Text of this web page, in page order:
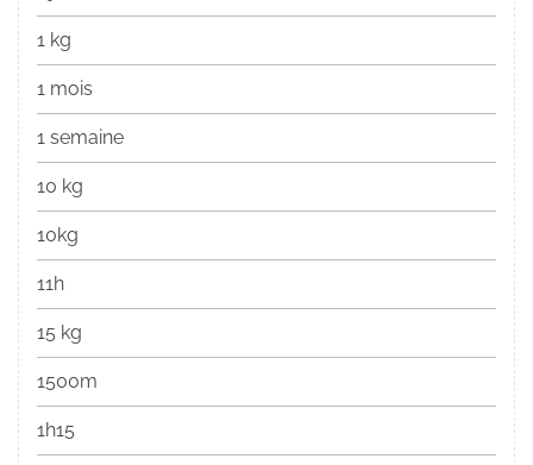
1 kg
1 mois
1 semaine
10 kg
10kg
11h
15 kg
1500m
1h15